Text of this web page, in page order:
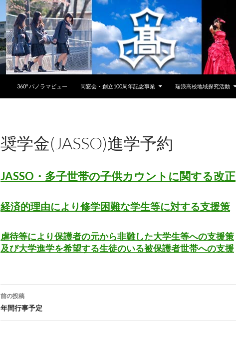
360° パノラマビュー
同窓会・創立100周年記念事業 瑞浪高校地域探究活動
奨学金(JASSO)進学予約
JASSO・多子世帯の子供カウントに関する改正
経済的理由により修学困難な学生等に対する支援策
虐待等により保護者の元から非難した大学生等への支援策
及び大学進学を希望する生徒のいる被保護者世帯への支援
投
稿
前の投稿
年間行事予定